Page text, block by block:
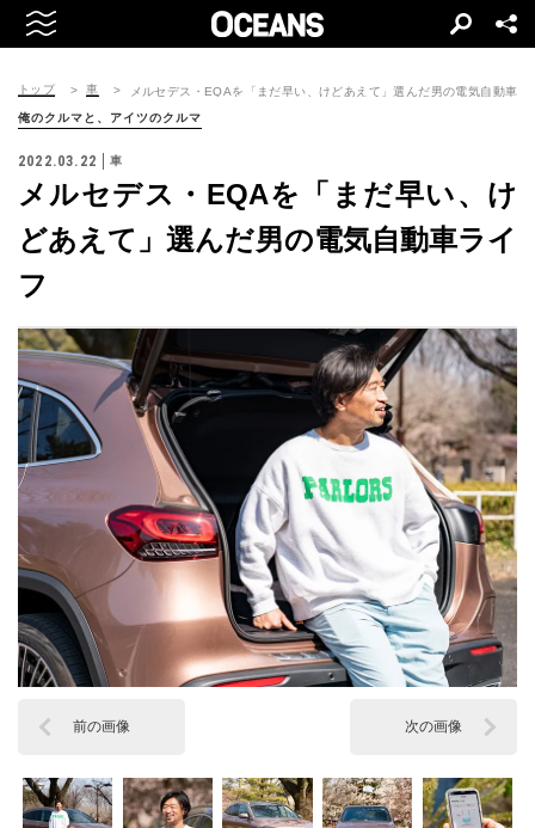
トップ 車 メルセデス・EQAを「まだ早い、けどあえて」選んだ男の電気自動車ラ
俺のクルマと、アイツのクルマ
2022.03.22 車
メルセデス・EQAを「まだ早い、け
どあえて」選んだ男の電気自動車ライ
フ
前の画像 次の画像